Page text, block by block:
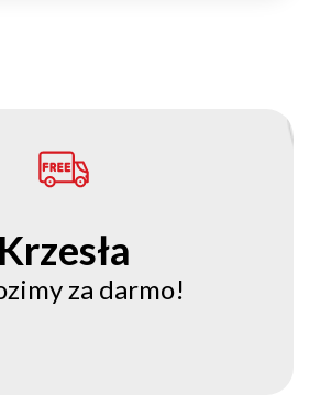
Krzesła
za darmo!